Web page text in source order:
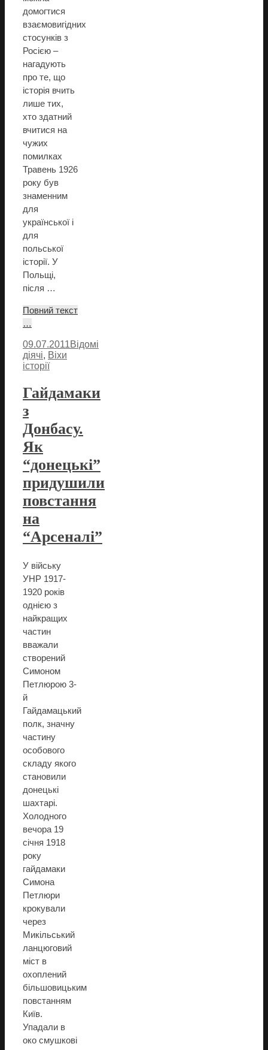
домогтися
взаємовигідних
стосунків з
Росією –
нагадують
про те, що
історія вчить
лише тих,
хто здатний
вчитися на
чужих
помилках
Травень 1926
року був
знаменним
для
української і
для
польської
історії. У
Польщі,
після …
Повний текст
…
09.07.2011Відомі
діячі, Віхи
історії
Гайдамаки
з
Донбасу.
Як
“донецькі”
придушили
повстання
на
“Арсеналі”
У війську
УНР 1917-
1920 років
однією з
найкращих
частин
вважали
створений
Симоном
Петлюрою 3-
й
Гайдамацький
полк, значну
частину
особового
складу якого
становили
донецькі
шахтарі.
Холодного
вечора 19
січня 1918
року
гайдамаки
Симона
Петлюри
крокували
через
Микільський
ланцюговий
міст в
охоплений
більшовицьким
повстанням
Київ.
Упадали в
око смушкові